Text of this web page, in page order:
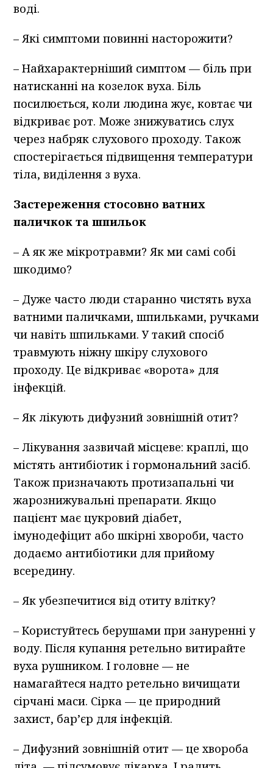
воді.
– Які симптоми повинні насторожити?
– Найхарактерніший симптом — біль при
натисканні на козелок вуха. Біль
посилюється, коли людина жує, ковтає чи
відкриває рот. Може знижуватись слух
через набряк слухового проходу. Також
спостерігається підвищення температури
тіла, виділення з вуха.
Застереження стосовно ватних
паличкок ташпильок
– А як же мікротравми? Як ми самі собі
шкодимо?
– Дуже часто люди старанно чистять вуха
ватними паличками, шпильками, ручками
чи навіть шпильками. У такий спосіб
травмують ніжну шкіру слухового
проходу. Це відкриває «ворота» для
інфекцій.
– Як лікують дифузний зовнішній отит?
– Лікування зазвичай місцеве: краплі, що
містять антибіотик і гормональний засіб.
Також призначають протизапальні чи
жарознижувальні препарати. Якщо
пацієнт має цукровий діабет,
імунодефіцит або шкірні хвороби, часто
додаємо антибіотики для прийому
всередину.
– Як убезпечитися від отиту влітку?
– Користуйтесь берушами при зануренні у
воду. Після купання ретельно витирайте
вуха рушником. І головне — не
намагайтеся надто ретельно вичищати
сірчані маси. Сірка — це природний
захист, бар’єр для інфекцій.
– Дифузний зовнішній отит — це хвороба